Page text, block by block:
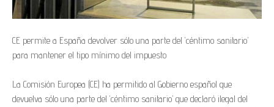
CE permite a España devolver sólo una parte del ‘céntimo sanitario’
para mantener el tipo mínimo del impuesto
La Comisión Europea (CE) ha permitido al Gobierno español que
devuelva sólo una parte del ‘céntimo sanitario’ que declaró ilegal del